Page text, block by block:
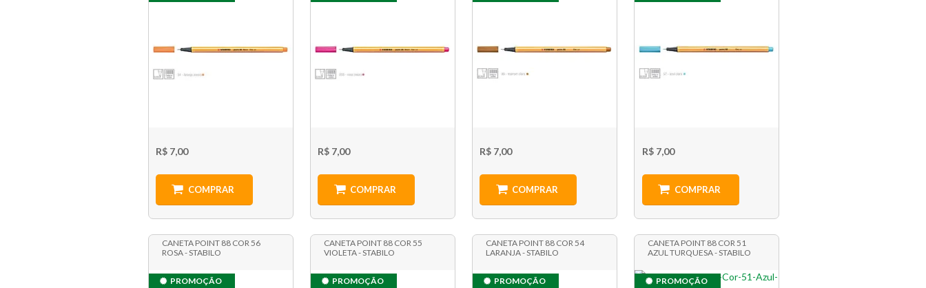
R$ 7,00
COMPRAR
R$ 7,00
COMPRAR
R$ 7,00
COMPRAR
R$ 7,00
COMPRAR
CANETA POINT 88 COR 56
ROSA - STABILO
PROMOÇÃO
CANETA POINT 88 COR 55
VIOLETA - STABILO
PROMOÇÃO
CANETA POINT 88 COR 54
LARANJA - STABILO
PROMOÇÃO
CANETA POINT 88 COR 51
AZUL TURQUESA - STABILO
PROMOÇÃO